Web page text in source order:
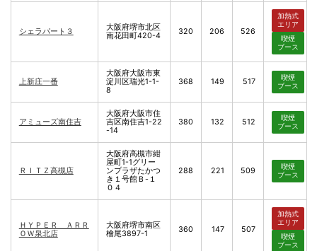
シェラパート３
大阪府堺市北区
南花田町420-4
320 206 526
加熱式
エリア
喫煙
ブース
上新庄一番
大阪府大阪市東
淀川区瑞光1-1-
8
368 149 517
喫煙
ブース
アミューズ南住吉
大阪府大阪市住
吉区南住吉1-22
-14
380 132 512
喫煙
ブース
ＲＩＴＺ高槻店
大阪府高槻市紺
屋町1-1グリー
ンプラザたかつ
き１号館Ｂ-１
０４
288 221 509
喫煙
ブース
ＨＹＰＥＲ ＡＲＲ
ＯＷ泉北店
大阪府堺市南区
檜尾3897-1
360 147 507
加熱式
エリア
喫煙
ブース